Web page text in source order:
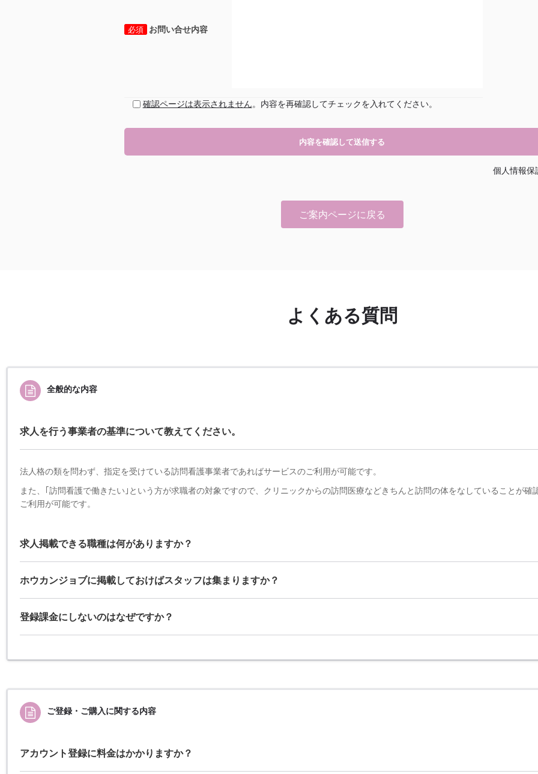
必須 お問い合せ内容
確認ページは表示されません。内容を再確認してチェックを入れてください。
個人情報保
ご案内ページに戻る
よくある質問
全般的な内容
求人を行う事業者の基準について教えてください。
法人格の類を問わず、指定を受けている訪問看護事業者であればサービスのご利用が可能です。
また、｢訪問看護で働きたい｣という方が求職者の対象ですので、クリニックからの訪問医療などきちんと訪問の体をなしていることが確
ご利用が可能です。
求人掲載できる職種は何がありますか？
ホウカンジョブに掲載しておけばスタッフは集まりますか？
登録課金にしないのはなぜですか？
ご登録・ご購入に関する内容
アカウント登録に料金はかかりますか？